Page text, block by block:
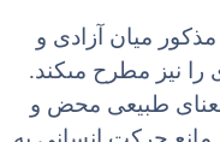
میان آزادى و
را نیز مطرح مى‏کند.
طبیعى محض و